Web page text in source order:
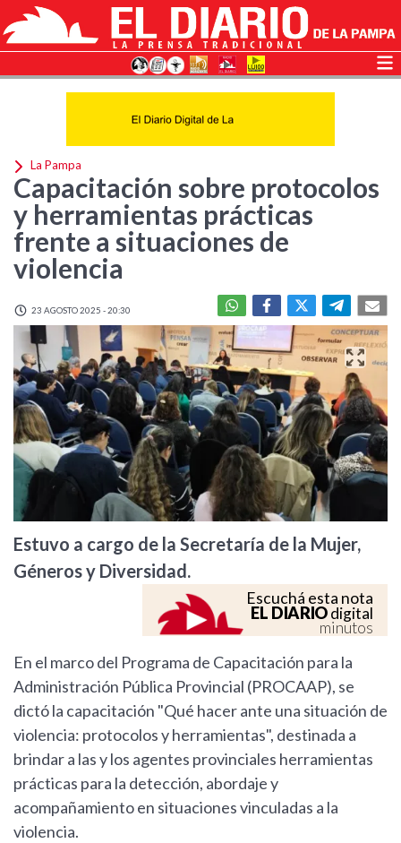
La Pampa
Capacitación sobre protocolos
y herramientas prácticas
frente a situaciones de
violencia
23 AGOSTO 2025 - 20:30
Estuvo a cargo de la Secretaría de la Mujer,
Géneros y Diversidad.
Escuchá esta nota
EL DIARIOdigital
minutos
En el marco del Programa de Capacitación para la
Administración Pública Provincial (PROCAAP), se
dictó la capacitación "Qué hacer ante una situación de
violencia: protocolos y herramientas", destinada a
brindar a las y los agentes provinciales herramientas
prácticas para la detección, abordaje y
acompañamiento en situaciones vinculadas a la
violencia.